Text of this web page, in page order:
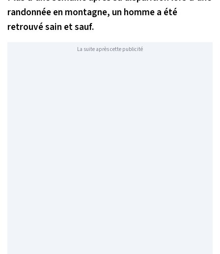
randonnée en montagne, un homme a été
retrouvé sain et sauf.
La suite après cette publicité